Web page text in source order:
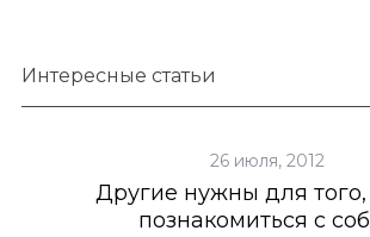
Интересные статьи
26 июля, 2012
Другие нужны для того,
познакомиться с